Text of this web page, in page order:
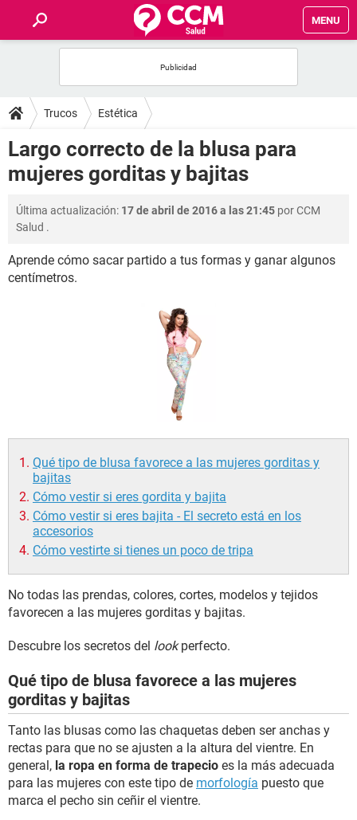
MENU
FOROS
SALUD
FAMILIA
NUTRICIÓN
BIENESTAR
Trucos Estética
Largo correcto de la blusa para
mujeres gorditas y bajitas
Última actualización: 17 de abril de 2016 a las 21:45 porCCM
Salud .
Aprende cómo sacar partido a tus formas y ganar algunos
centímetros.
Qué tipo de blusa favorece a las mujeres gorditas y
bajitas
Cómo vestir si eres gordita y bajita
Cómo vestir si eres bajita - El secreto está en los
accesorios
Cómo vestirte si tienes un poco de tripa
No todas las prendas, colores, cortes, modelos y tejidos
favorecen a las mujeres gorditas y bajitas.
Descubre los secretos del lookperfecto.
Qué tipo de blusa favorece a las mujeres
gorditas y bajitas
Tanto las blusas como las chaquetas deben ser anchas y
rectas para que no se ajusten a la altura del vientre. En
general, la ropa en forma de trapecio es la más adecuada
para las mujeres con este tipo de morfología puesto que
marca el pecho sin ceñir el vientre.